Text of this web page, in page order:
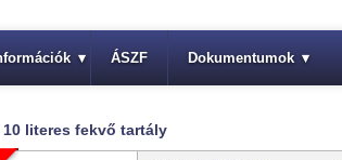
▾ ÁSZF Dokumentumok ▾
10 literes fekvő tartály